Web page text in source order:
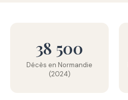
38 500
Décès en Normandie
(2024)